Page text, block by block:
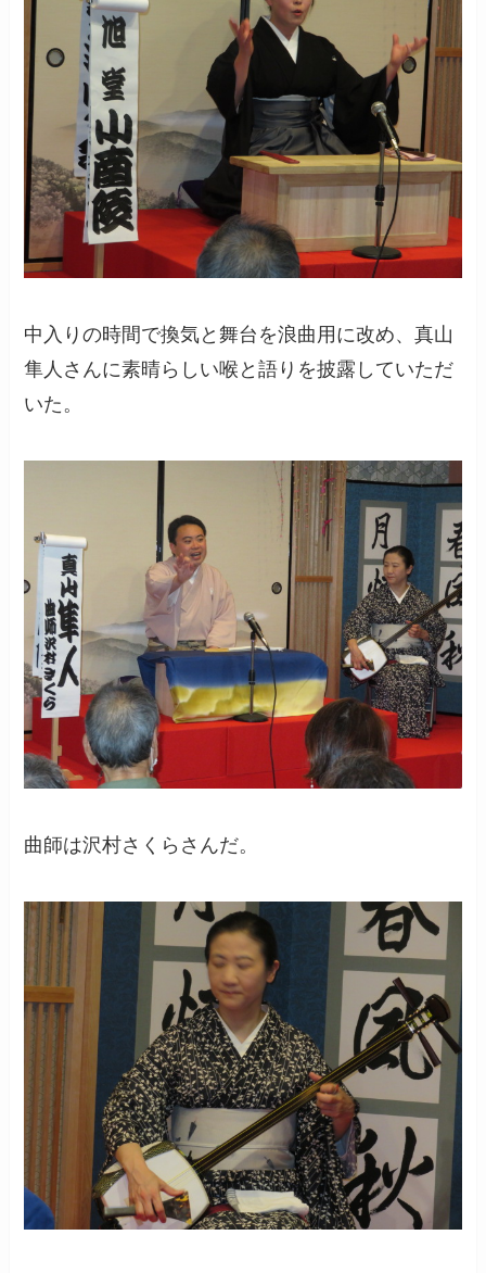
中入りの時間で換気と舞台を浪曲用に改め、真山
隼人さんに素晴らしい喉と語りを披露していただ
いた。
曲師は沢村さくらさんだ。